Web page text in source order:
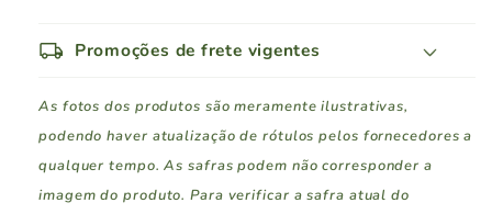
Sec
Sec
local_shipping Promoções de frete vigentes
As fotos dos produtos são meramente ilustrativas,
podendo haver atualização de rótulos pelos fornecedores a
qualquer tempo. As safras podem não corresponder a
imagem do produto. Para verificar a safra atual do